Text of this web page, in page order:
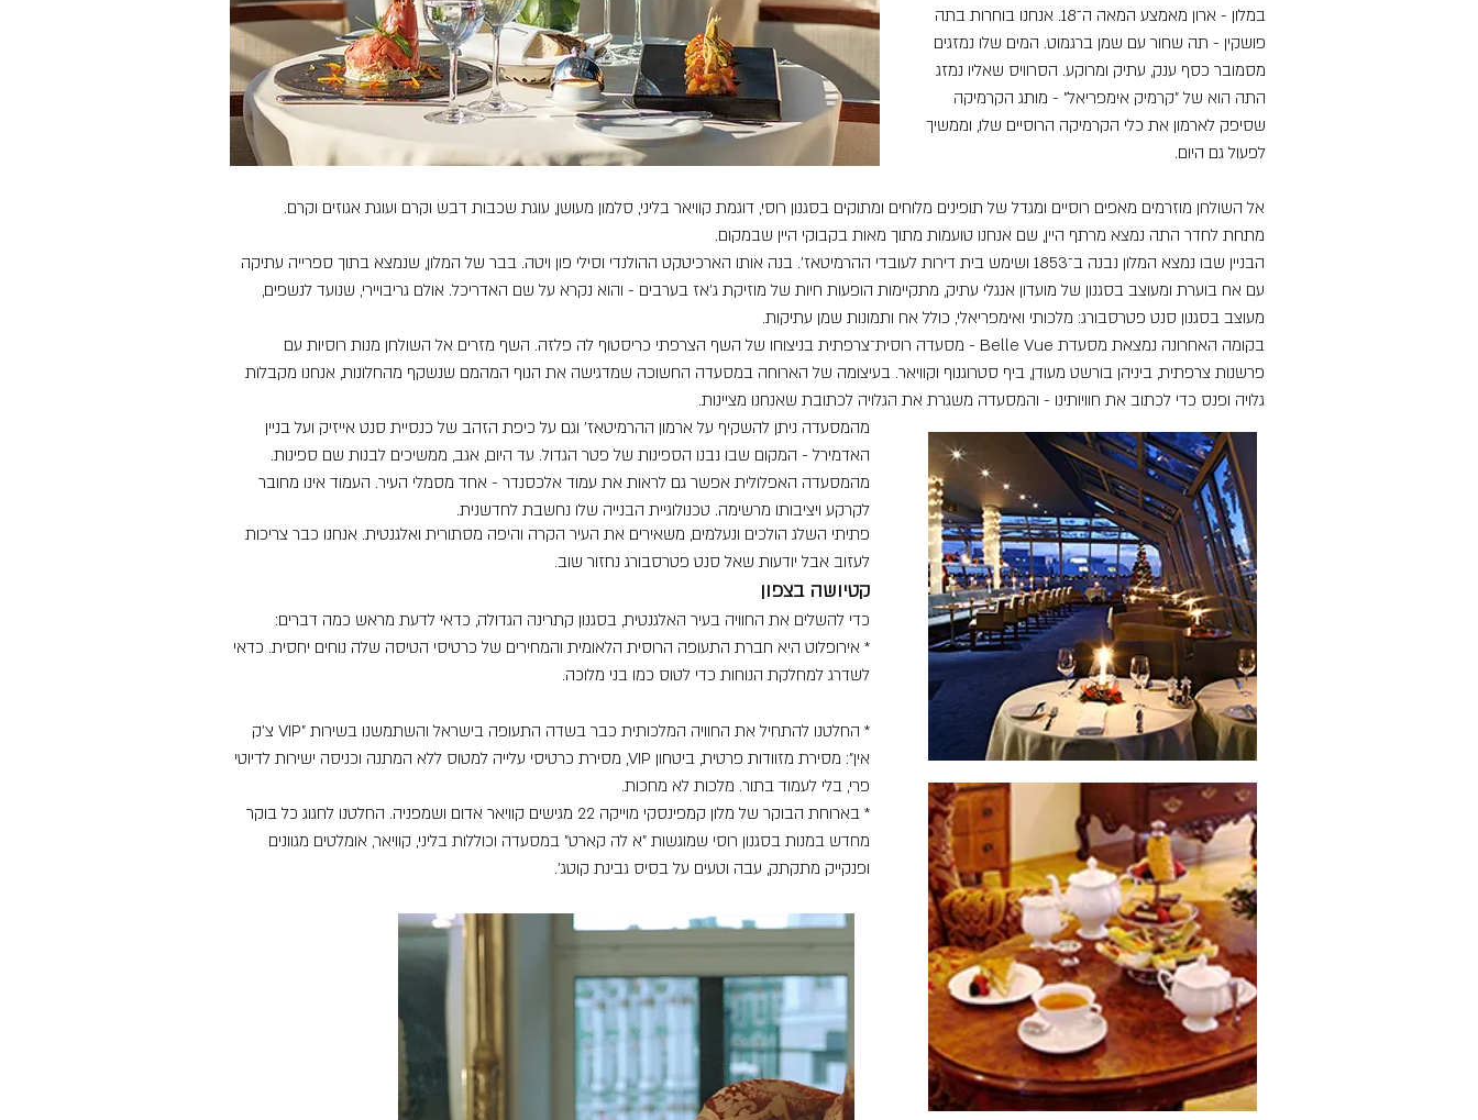
במלון - ארון מאמצע המאה ה־18. אנחנו בוחרות בתה
פושקין - תה שחור עם שמן ברגמוט. המים שלו נמזגים
מסמובר כסף ענק, עתיק ומרוקע. הסרוויס שאליו נמזג
התה הוא של "קרמיק אימפריאל" - מותג הקרמיקה
שסיפק לארמון את כלי הקרמיקה הרוסיים שלו, וממשיך
לפעול גם היום.
אל השולחן מוזרמים מאפים רוסיים ומגדל של תופינים מלוחים ומתוקים בסגנון רוסי, דוגמת קוויאר בליני, סלמון מעושן, עוגת שכבות דבש וקרם ועוגת אגוזים וקרם.
מתחת לחדר התה נמצא מרתף היין, שם אנחנו טועמות מתוך מאות בקבוקי היין שבמקום.
הבניין שבו נמצא המלון נבנה ב־1853 ושימש בית דירות לעובדי ההרמיטאז'. בנה אותו הארכיטקט ההולנדי וסילי פון ויטה. בבר של המלון, שנמצא בתוך ספרייה עתיקה
עם אח בוערת ומעוצב בסגנון של מועדון אנגלי עתיק, מתקיימות הופעות חיות של מוזיקת ג'אז בערבים - והוא נקרא על שם האדריכל. אולם גריבויירי, שנועד לנשפים,
מעוצב בסגנון סנט פטרסבורג: מלכותי ואימפריאלי, כולל אח ותמונות שמן עתיקות.
בקומה האחרונה נמצאת מסעדת Belle Vue - מסעדה רוסית־צרפתית בניצוחו של השף הצרפתי כריסטוף לה פלזה. השף מזרים אל השולחן מנות רוסיות עם
פרשנות צרפתית, ביניהן בורשט מעודן, ביף סטרוגנוף וקוויאר. בעיצומה של הארוחה במסעדה החשוכה שמדגישה את הנוף המהמם שנשקף מהחלונות, אנחנו מקבלות
גלויה ופנס כדי לכתוב את חוויותינו - והמסעדה משגרת את הגלויה לכתובת שאנחנו מציינות.
מהמסעדה ניתן להשקיף על ארמון ההרמיטאז' וגם על כיפת הזהב של כנסיית סנט אייזיק ועל בניין
האדמירל - המקום שבו נבנו הספינות של פטר הגדול. עד היום, אגב, ממשיכים לבנות שם ספינות.
מהמסעדה האפלולית אפשר גם לראות את עמוד אלכסנדר - אחד מסמלי העיר. העמוד אינו מחובר
לקרקע ויציבותו מרשימה. טכנולוגיית הבנייה שלו נחשבת לחדשנית.
פתיתי השלג הולכים ונעלמים, משאירים את העיר הקרה והיפה מסתורית ואלגנטית. אנחנו כבר צריכות
לעזוב אבל יודעות שאל סנט פטרסבורג נחזור שוב.
קטיושה בצפון
כדי להשלים את החוויה בעיר האלגנטית, בסגנון קתרינה הגדולה, כדאי לדעת מראש כמה דברים:
* אירופלוט היא חברת התעופה הרוסית הלאומית והמחירים של כרטיסי הטיסה שלה נוחים יחסית. כדאי
לשדרג למחלקת הנוחות כדי לטוס כמו בני מלוכה.
* החלטנו להתחיל את החוויה המלכותית כבר בשדה התעופה בישראל והשתמשנו בשירות "VIP צ'ק
אין": מסירת מזוודות פרטית, ביטחון VIP, מסירת כרטיסי עלייה למטוס ללא המתנה וכניסה ישירות לדיוטי
פרי, בלי לעמוד בתור. מלכות לא מחכות.
* בארוחת הבוקר של מלון קמפינסקי מוייקה 22 מגישים קוויאר אדום ושמפניה. החלטנו לחגוג כל בוקר
מחדש במנות בסגנון רוסי שמוגשות "א לה קארט" במסעדה וכוללות בליני, קוויאר, אומלטים מגוונים
ופנקייק מתקתק, עבה וטעים על בסיס גבינת קוטג'.